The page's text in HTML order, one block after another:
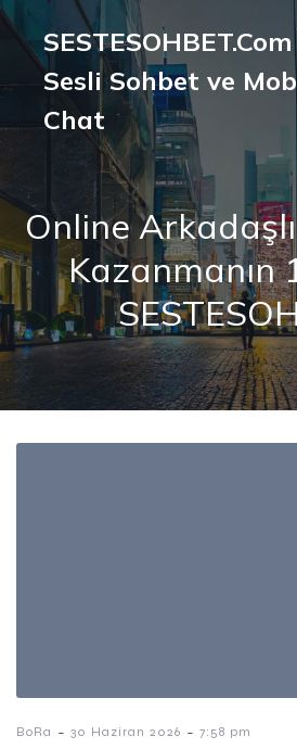
Sesli Sohbet ve
Chat
Online
Kazanmanın
BoRa - 30 Haziran 2026 - 7:58 pm